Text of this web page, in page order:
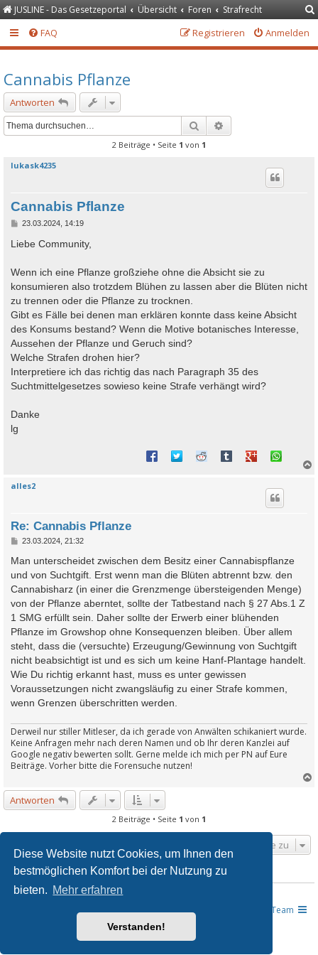
Diese Website nutzt Cookies, um Ihnen den
bestmöglichen Komfort bei der Nutzung zu
bieten. Mehr erfahren
Verstanden!
JUSLINE - Das Gesetzeportal Übersicht Foren Strafrecht
FAQ Anmelden
Registrieren
Cannabis Pflanze
Antworten
Suche
2 Beiträge • Seite 1 von 1
lukask4235
Cannabis Pflanze
B
i
t
a
g
23.03.2024, 14:19
Liebe Community,
Wenn ich eine Pflanze großziehe ohne die Absicht sie zu
konsumieren also trotzdem Blühen zu lassen aber die Blüten nicht
zu trennen oder die Pflanze zu trocknen.
Gibt es Fälle bei denen man erklären konnte dass keine Absicht
des Konsums bestand? Wenn die Motive botanisches Interesse,
Aussehen der Pflanze und Geruch sind?
Welche Strafen drohen hier?
Interpretiere ich das richtig das nach Paragraph 35 des
Suchtmittelgesetzes sowieso keine Strafe verhängt wird?
Danke
lg
alles2
Re: Cannabis Pflanze
B
i
r
a
g
23.03.2024, 21:32
Man unterscheidet zwischen dem Besitz einer Cannabispflanze
und von Suchtgift. Erst wenn man die Blüten abtrennt bzw. den
Cannabisharz (in einer die Grenzmenge übersteigenden Menge)
von der Pflanze aberntet, sollte der Tatbestand nach § 27 Abs.1 Z
1 SMG erfüllt sein. Daher sollte der Erwerb einer blühenden
Pflanze im Growshop ohne Konsequenzen bleiben. Über allem
steht, dass die (versuchte) Erzeugung/Gewinnung von Suchtgift
nicht beabsichtigt ist und es sich um keine Hanf-Plantage handelt.
Wie Du richtig erkannt hast, muss es unter gewissen
Voraussetzungen nicht zwangsläufig zu einer Strafe kommen,
wenn Grenzen überschritten werden.
Derweil nur stiller Mitleser, da ich gerade von Anwälten schikaniert wurde.
Keine Anfragen mehr nach deren Namen und ob Ihr deren Kanzlei auf
Google negativ bewerten sollt. Gerne melde ich mich per PN auf Eure
Beiträge. Vorher bitte die Forensuche nutzen!
Antworten
2 Beiträge • Seite 1 von 1
Gehe zu
WER IST ONLINE?
Mitglieder in diesem Forum: 0 Mitglieder und 4 Gäste
JUSLINE - Das Gesetzeportal
Übersicht Das Team